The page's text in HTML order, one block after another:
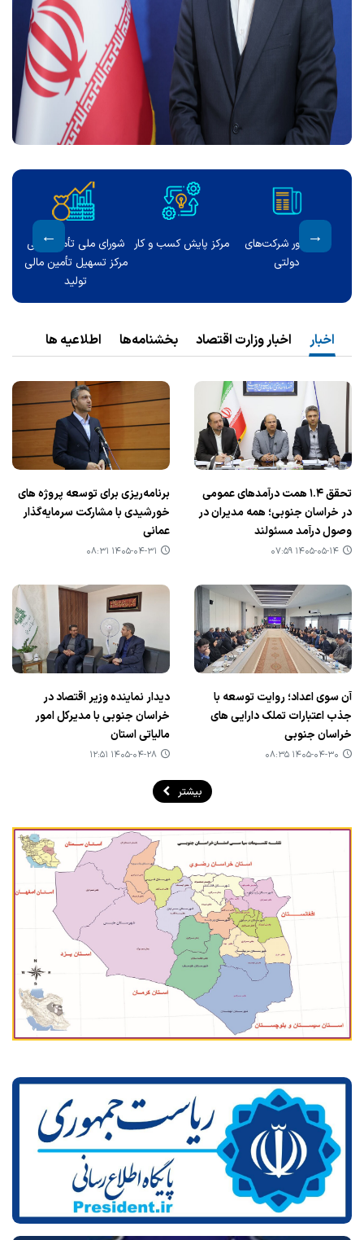
شورای ملی تأمین مالی
مرکز تسهیل تأمین مالی
برنامه جامع اصلاح نظام
درگاه ملی مجوزها
اخبار اخبار وزارت اقتصاد بخشنامه‌ها اطلاعیه ها
تحقق ۱.۴ همت درآمدهای عمومی
در خراسان جنوبی؛ همه مدیران در
وصول درآمد مسئولند
۱۴۰۵-۰۵-۱۴ ۰۷:۵۹
برنامه‌ریزی برای توسعه پروژه های
خورشیدی با مشارکت سرمایه‌گذار
عمانی
۱۴۰۵-۰۴-۳۱ ۰۸:۳۱
آن سوی اعداد؛ روایت توسعه با
جذب اعتبارات تملک دارایی های
خراسان جنوبی
۱۴۰۵-۰۴-۳۰ ۰۸:۳۵
دیدار نماینده وزیر اقتصاد در
خراسان جنوبی با مدیرکل امور
مالیاتی استان
۱۴۰۵-۰۴-۲۸ ۱۲:۵۱
بیشتر